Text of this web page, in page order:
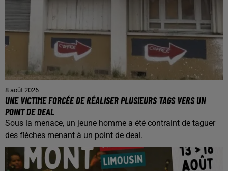
8 août 2026
UNE VICTIME FORCÉE DE RÉALISER PLUSIEURS TAGS VERS UN
POINT DE DEAL
Sous la menace, un jeune homme a été contraint de taguer
des flèches menant à un point de deal.